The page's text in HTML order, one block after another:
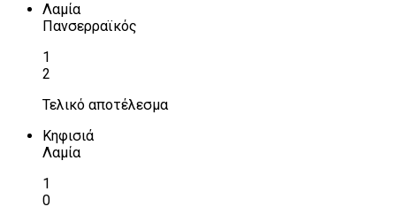
Λαμία
Πανσερραϊκός
1
2
Τελικό αποτέλεσμα
Κηφισιά
Λαμία
1
0